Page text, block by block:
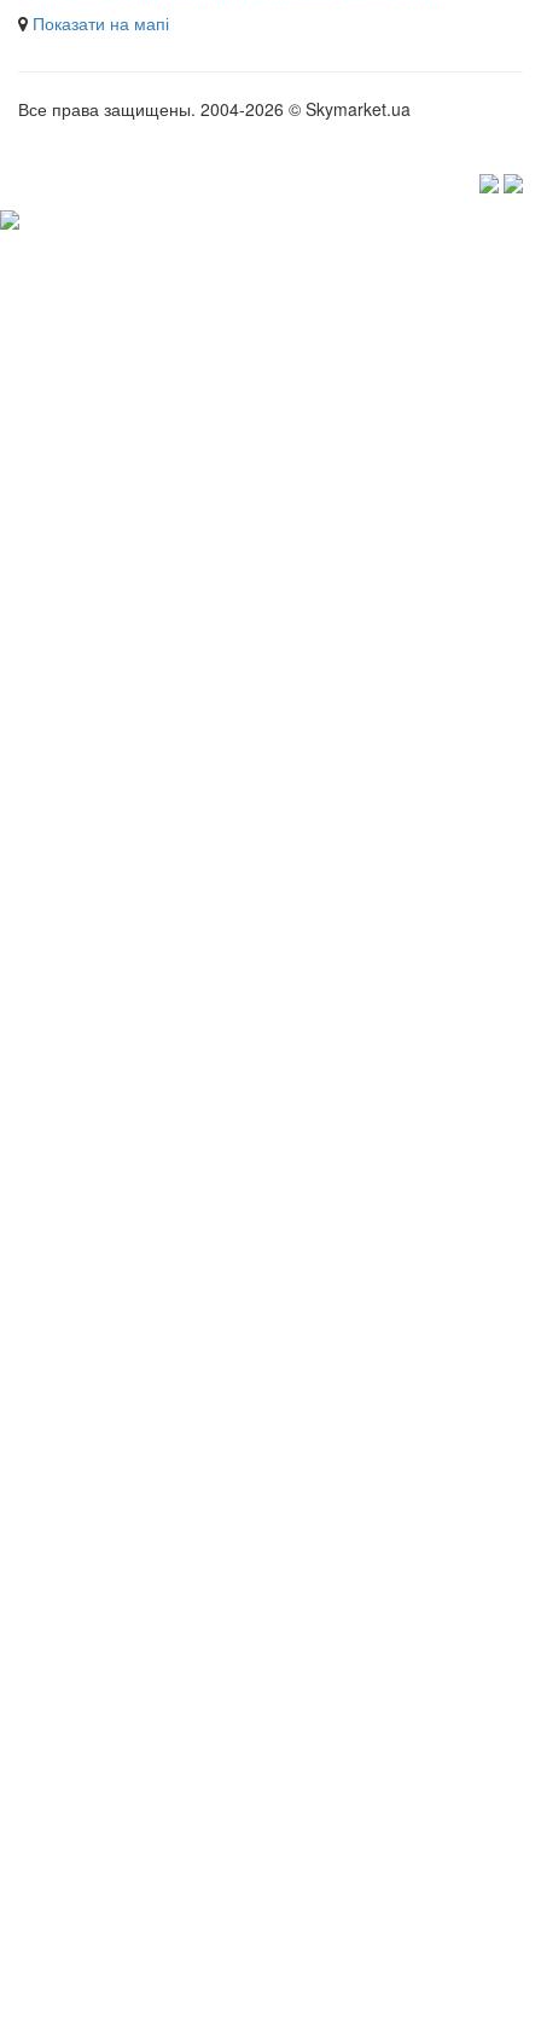
Показати на мапі
Все права защищены. 2004-2026 © Skymarket.ua